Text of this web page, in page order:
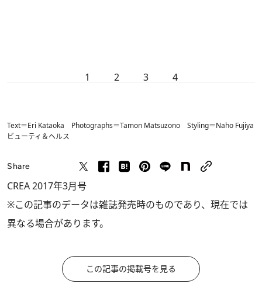
1 2 3 4
Text＝Eri Kataoka Photographs＝Tamon Matsuzono Styling＝Naho Fujiya
ビューティ＆ヘルス
Share
CREA 2017年3月号
※この記事のデータは雑誌発売時のものであり、現在では
異なる場合があります。
この記事の掲載号を見る